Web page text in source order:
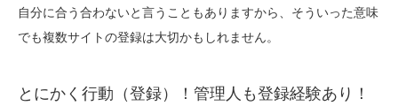
自分に合う合わないと言うこともありますから、そういった意味
でも複数サイトの登録は大切かもしれません。
とにかく行動（登録）！管理人も登録経験あり！